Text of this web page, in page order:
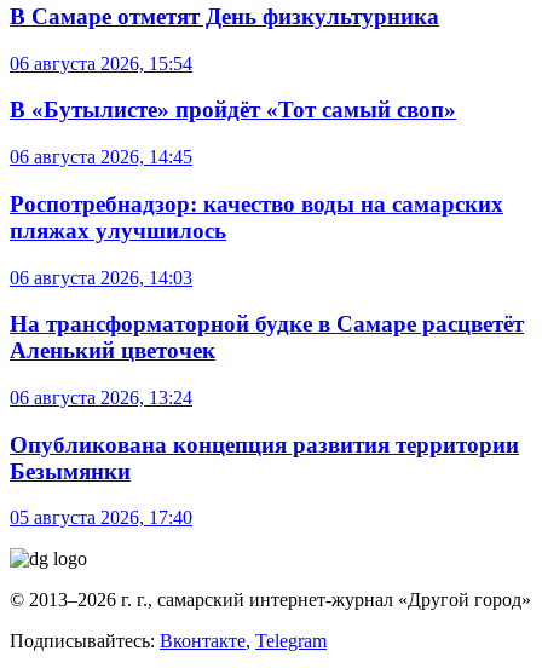
В Самаре отметят День физкультурника
06 августа 2026, 15:54
В «Бутылисте» пройдёт «Тот самый своп»
06 августа 2026, 14:45
Роспотребнадзор: качество воды на самарских
пляжах улучшилось
06 августа 2026, 14:03
На трансформаторной будке в Самаре расцветёт
Аленький цветочек
06 августа 2026, 13:24
Опубликована концепция развития территории
Безымянки
05 августа 2026, 17:40
© 2013–2026 г. г., самарский интернет-журнал «Другой город»
Подписывайтесь: Вконтакте, Telegram